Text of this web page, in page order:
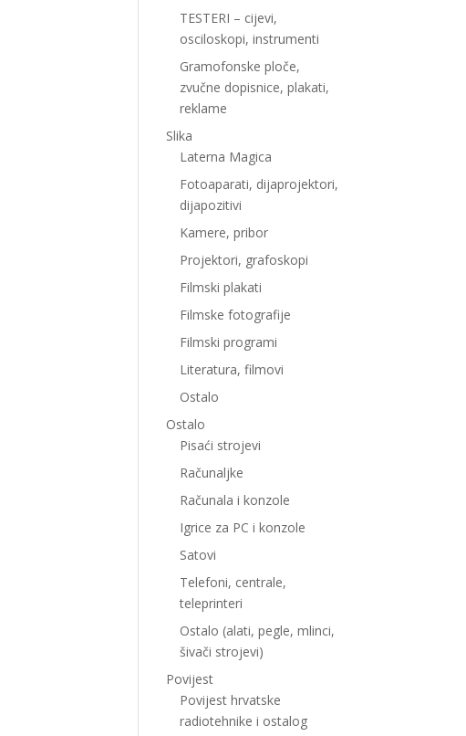
TESTERI – cijevi,
osciloskopi, instrumenti
Gramofonske ploče,
zvučne dopisnice, plakati,
reklame
Slika
Laterna Magica
Fotoaparati, dijaprojektori,
dijapozitivi
Kamere, pribor
Projektori, grafoskopi
Filmski plakati
Filmske fotografije
Filmski programi
Literatura, filmovi
Ostalo
Ostalo
Pisaći strojevi
Računaljke
Računala i konzole
Igrice za PC i konzole
Satovi
Telefoni, centrale,
teleprinteri
Ostalo (alati, pegle, mlinci,
šivači strojevi)
Povijest
Povijest hrvatske
radiotehnike i ostalog